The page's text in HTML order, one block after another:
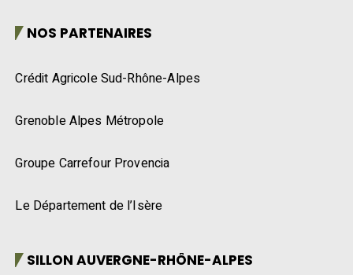
NOS PARTENAIRES
Crédit Agricole Sud-Rhône-Alpes
Grenoble Alpes Métropole
Groupe Carrefour Provencia
Le Département de l’Isère
SILLON AUVERGNE-RHÔNE-ALPES